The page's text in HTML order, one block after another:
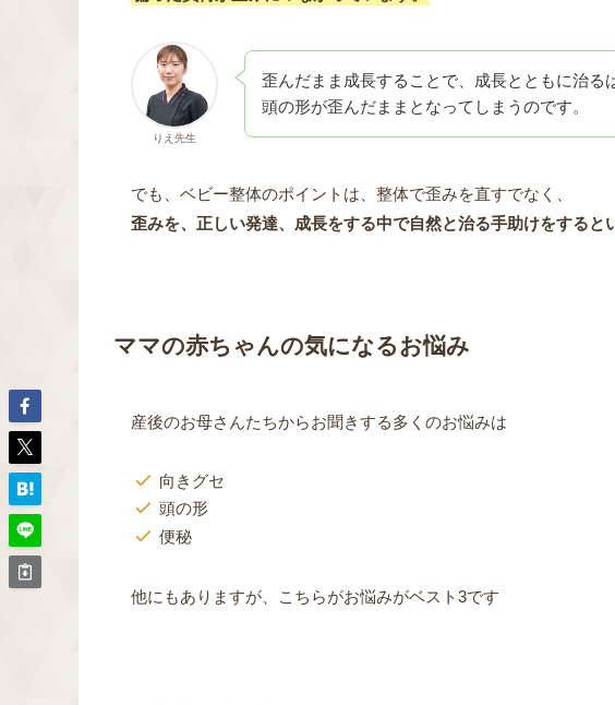
りえ先生
歪んだまま成長することで、成長とともに治る
頭の形が歪んだままとなってしまうのです。
でも、ベビー整体のポイントは、整体で歪みを直すでなく、
歪みを、正しい発達、成長をする中で自然と治る手助けをすると
ママの赤ちゃんの気になるお悩み
産後のお母さんたちからお聞きする多くのお悩みは
向きグセ
頭の形
便秘
他にもありますが、こちらがお悩みがベスト3です